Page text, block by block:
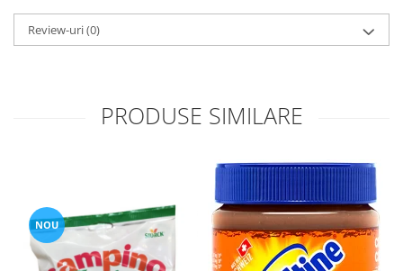
Review-uri(0)
PRODUSE SIMILARE
NOU